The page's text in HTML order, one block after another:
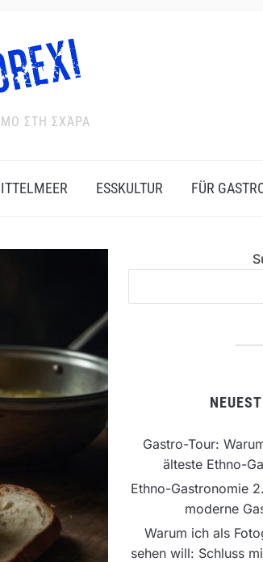
ΣΤΗ ΣΧΆΡΑ
ESSKULTUR FÜR
Gastro-Tour:
älteste Ethno-
Ethno-Gastronomie
moderne
Warum ich als
sehen will: Schluss